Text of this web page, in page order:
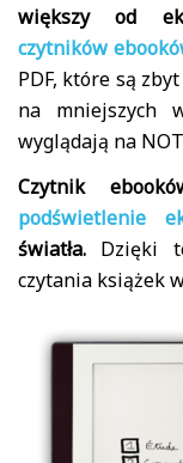
większy od
czytników
PDF, które są
na mniejszych
wyglądają na
Czytnik
podświetlenie
światła. Dzięki
czytania książek